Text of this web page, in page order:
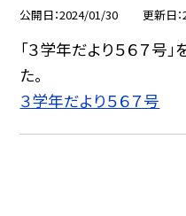
公開日 2024/01/30 更新日
「３学年だより５６７号
た。
３学年だより５６７号